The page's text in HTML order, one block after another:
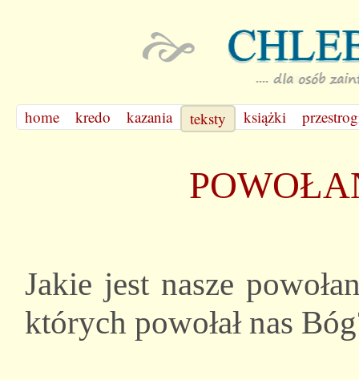
home kredo kazania teksty książki
Jakie jest nasze
których powołał nas